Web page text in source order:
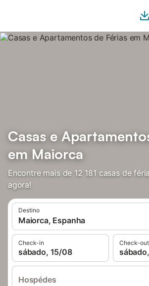
Casas e
em Maiorca
Encontre mais de 12 181 casas de
agora!
Destino
Maiorca, Espanha
Check-in
sábado, 15/08
Check-out
Hospédes